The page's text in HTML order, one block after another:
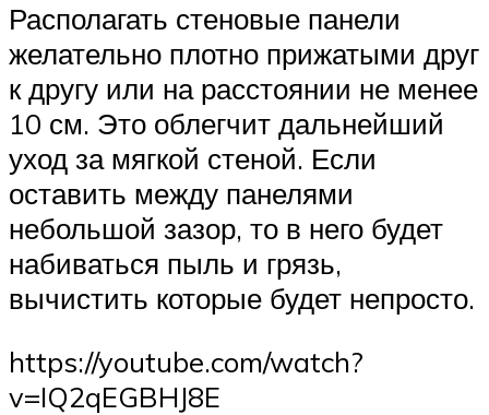
Располагать стеновые панели
желательно плотно прижатыми друг
к другу или на расстоянии не менее
10 см. Это облегчит дальнейший
уход за мягкой стеной. Если
оставить между панелями
небольшой зазор, то в него будет
набиваться пыль и грязь,
вычистить которые будет непросто.
https://youtube.com/watch?
v=IQ2qEGBHJ8E